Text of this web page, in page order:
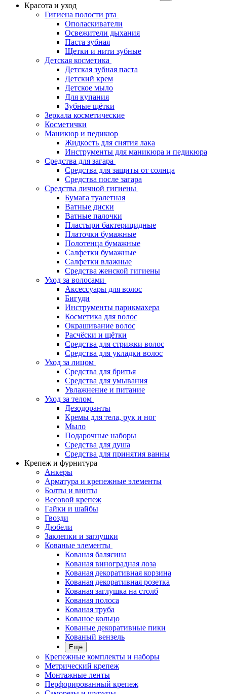
Красота и уход
Гигиена полости рта
Ополаскиватели
Освежители дыхания
Паста зубная
Щетки и нити зубные
Детская косметика
Детская зубная паста
Детский крем
Детское мыло
Для купания
Зубные щётки
Зеркала косметические
Косметички
Маникюр и педикюр
Жидкость для снятия лака
Инструменты для маникюра и педикюра
Средства для загара
Средства для защиты от солнца
Средства после загара
Средства личной гигиены
Бумага туалетная
Ватные диски
Ватные палочки
Пластыри бактерицидные
Платочки бумажные
Полотенца бумажные
Салфетки бумажные
Салфетки влажные
Средства женской гигиены
Уход за волосами
Аксессуары для волос
Бигуди
Инструменты парикмахера
Косметика для волос
Окрашивание волос
Расчёски и щётки
Средства для стрижки волос
Средства для укладки волос
Уход за лицом
Средства для бритья
Средства для умывания
Увлажнение и питание
Уход за телом
Дезодоранты
Кремы для тела, рук и ног
Мыло
Подарочные наборы
Средства для душа
Средства для принятия ванны
Крепеж и фурнитура
Анкеры
Арматура и крепежные элементы
Болты и винты
Весовой крепеж
Гайки и шайбы
Гвозди
Дюбели
Заклепки и заглушки
Кованые элементы
Кованая балясина
Кованая виноградная лоза
Кованая декоративная корзина
Кованая декоративная розетка
Кованая заглушка на столб
Кованая полоса
Кованая труба
Кованое кольцо
Кованые декоративные пики
Кованый вензель
Еще
Крепежные комплекты и наборы
Метрический крепеж
Монтажные ленты
Перфорированный крепеж